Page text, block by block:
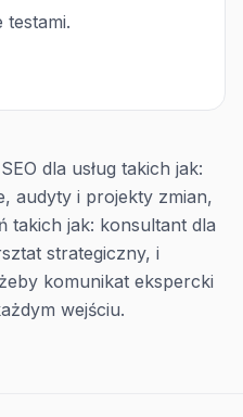
testami.
dla usług takich jak:
audyty i projekty zmian,
takich jak: konsultant dla
strategiczny, i
komunikat ekspercki
wejściu.